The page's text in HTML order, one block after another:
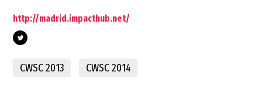
http://madrid.impacthub.net/
CWSC 2013 CWSC 2014